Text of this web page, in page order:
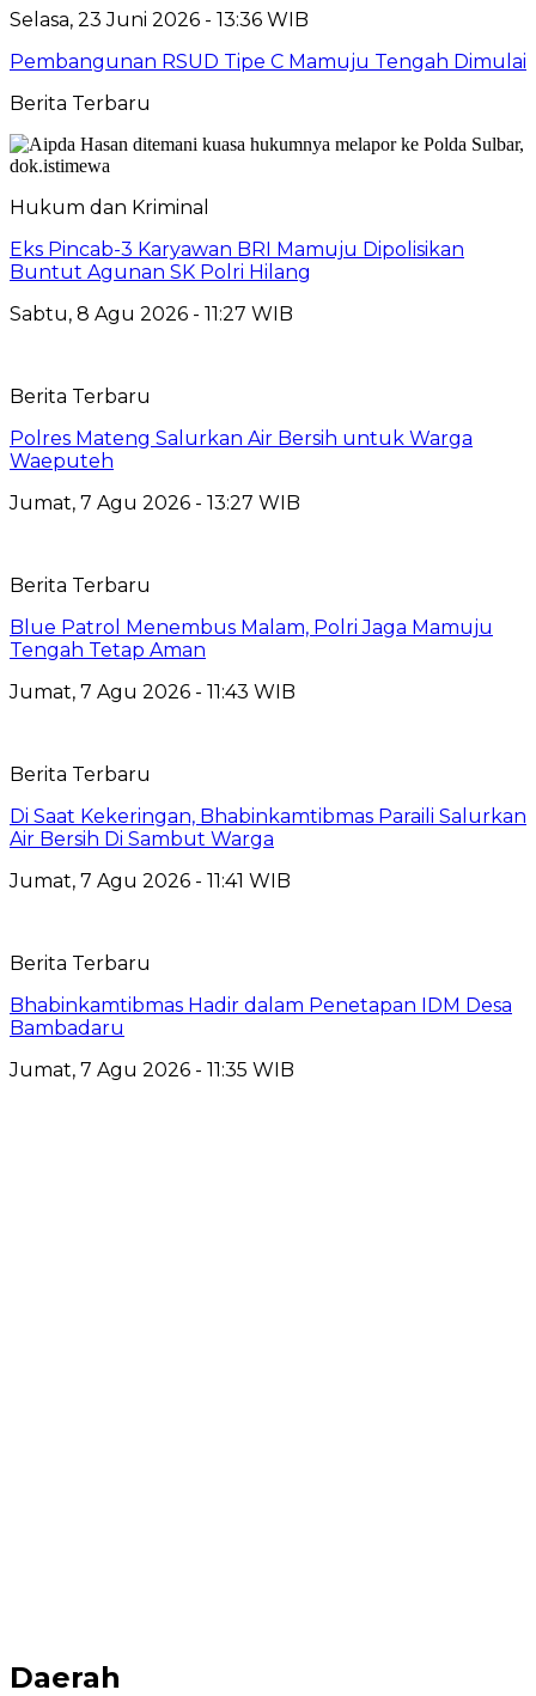
Selasa, 23 Juni 2026 - 13:36 WIB
Pembangunan RSUD Tipe C Mamuju Tengah Dimulai
Berita Terbaru
Hukum dan Kriminal
Eks Pincab-3 Karyawan BRI Mamuju Dipolisikan
Buntut Agunan SK Polri Hilang
Sabtu, 8 Agu 2026 - 11:27 WIB
Berita Terbaru
Polres Mateng Salurkan Air Bersih untuk Warga
Waeputeh
Jumat, 7 Agu 2026 - 13:27 WIB
Berita Terbaru
Blue Patrol Menembus Malam, Polri Jaga Mamuju
Tengah Tetap Aman
Jumat, 7 Agu 2026 - 11:43 WIB
Berita Terbaru
Di Saat Kekeringan, Bhabinkamtibmas Paraili Salurkan
Air Bersih Di Sambut Warga
Jumat, 7 Agu 2026 - 11:41 WIB
Berita Terbaru
Bhabinkamtibmas Hadir dalam Penetapan IDM Desa
Bambadaru
Jumat, 7 Agu 2026 - 11:35 WIB
Daerah